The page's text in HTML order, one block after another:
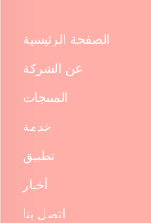
الصفحة الرئيسية
عن الشركة
المنتجات
خدمة
تطبيق
أخبار
اتصل بنا